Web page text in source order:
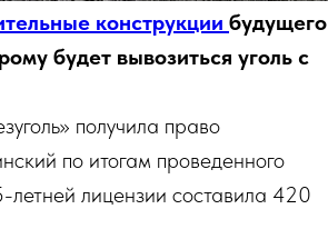
конструкции будущего
будет вывозиться уголь с
получила право
по итогам проведенного
лицензии составила 420